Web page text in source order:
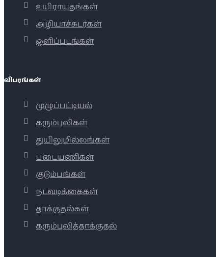
உயிராயுதங்கள்
அழியாச்சுடர்கள்
ஒளிப்படங்கள்
விபரங்கள்
முழுப்பட்டியல்
கரும்புலிகள்
துயிலுமில்லங்கள்
படையணிகள்
குடும்பங்கள்
நடவடிக்கைகள்
தாக்குதல்கள்
கரும்புலித்தாக்குதல்